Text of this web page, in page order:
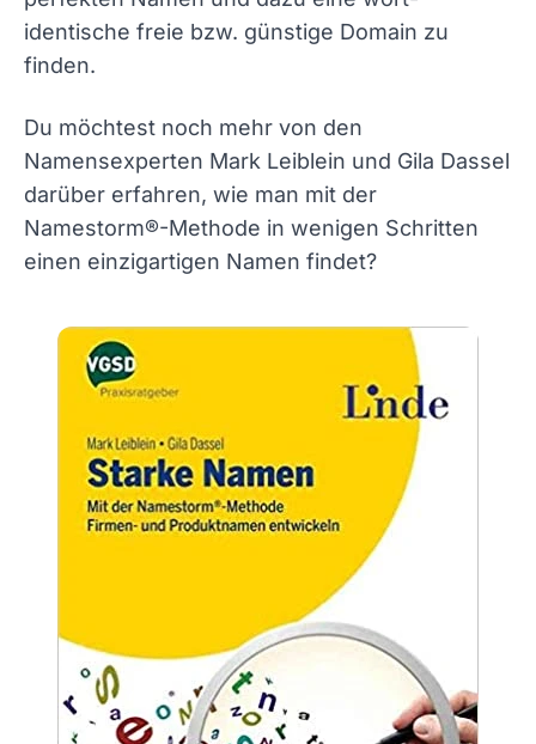
identische freie bzw. günstige Domain zu
finden.
Du möchtest noch mehr von den
Namensexperten Mark Leiblein und Gila Dassel
darüber erfahren, wie man mit der
Namestorm®-Methode in wenigen Schritten
einen einzigartigen Namen findet?